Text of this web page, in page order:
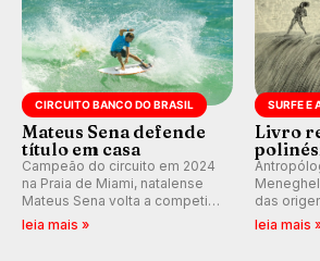
CIRCUITO BANCO DO BRASIL
Mateus Sena defende
título em casa
Campeão do circuito em 2024
na Praia de Miami, natalense
Mateus Sena volta a competir
em casa em busca de manter a
leia mais »
SURFE E
Livro
das
leia mais